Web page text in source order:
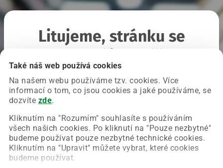
Také náš web používá cookies
Na našem webu používáme tzv. cookies. Více
informací o tom, co jsou cookies a jaké používáme, se
dozvíte zde.
Kliknutím na "Rozumím" souhlasíte s používáním
všech našich cookies. Po kliknutí na "Pouze nezbytné"
budeme používat pouze nezbytné technické cookies.
Kliknutím na "Upravit" můžete vybrat, které cookies
budeme používat.
Litujeme, stránku se
Chyba nastala na naší straně a už ji opravujeme.
Zkuste prosím znovu načíst požadovanou stránku.
Obnovit stránku Úvodní strana